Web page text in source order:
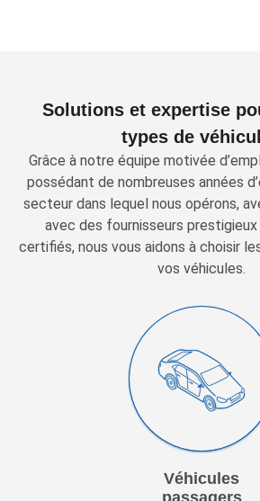
Solutions et expertise
types de
Grâce à notre équipe motivée
possédant de nombreuses années
secteur dans lequel nous opérons,
avec des fournisseurs
certifiés, nous vous aidons à choisir
vos véhicules.
Véhicules
passagers